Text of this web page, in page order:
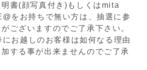
書(顔写真付き)もしくはmita
をお持ちで無い方は、抽選に参
ございますのでご了承下さい。
お越しのお客様は如何なる理由
する事が出来ませんのでご了承